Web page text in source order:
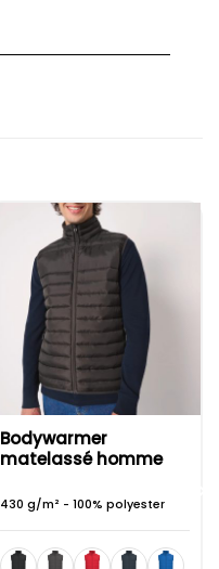
Bodywarmer
matelassé homme
430 g/m² - 100% polyester